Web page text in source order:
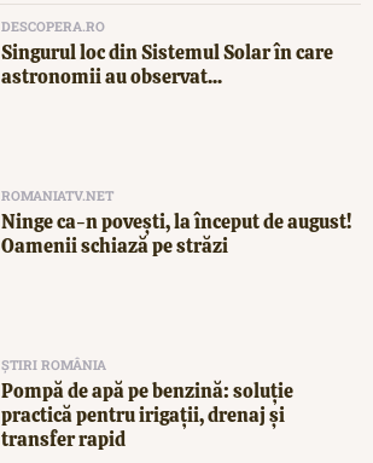
DESCOPERA.RO
Singurul loc din Sistemul Solar în care
astronomii au observat...
ROMANIATV.NET
Ninge ca-n povești, la început de august!
Oamenii schiază pe străzi
ȘTIRI ROMÂNIA
Pompă de apă pe benzină: soluție
practică pentru irigații, drenaj și
transfer rapid